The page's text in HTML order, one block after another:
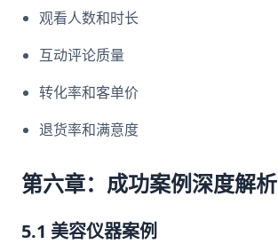
观看人数和时长
互动评论质量
转化率和客单价
退货率和满意度
第六章：成功案例深度解析
5.1 美容仪器案例